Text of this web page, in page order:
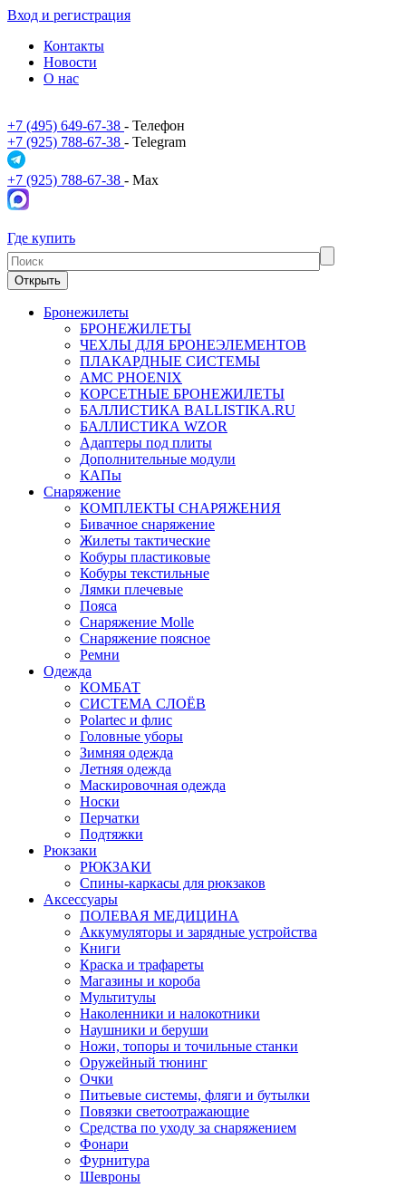
Вход и регистрация
Контакты
Новости
О нас
+7 (495) 649-67-38 - Телефон
+7 (925) 788-67-38 - Telegram
+7 (925) 788-67-38 - Max
Где купить
Открыть
Бронежилеты
БРОНЕЖИЛЕТЫ
ЧЕХЛЫ ДЛЯ БРОНЕЭЛЕМЕНТОВ
ПЛАКАРДНЫЕ СИСТЕМЫ
АМС PHOENIX
КОРСЕТНЫЕ БРОНЕЖИЛЕТЫ
БАЛЛИСТИКА BALLISTIKA.RU
БАЛЛИСТИКА WZOR
Адаптеры под плиты
Дополнительные модули
КАПы
Снаряжение
КОМПЛЕКТЫ СНАРЯЖЕНИЯ
Бивачное снаряжение
Жилеты тактические
Кобуры пластиковые
Кобуры текстильные
Лямки плечевые
Пояса
Снаряжение Molle
Снаряжение поясное
Ремни
Одежда
КОМБАТ
СИСТЕМА СЛОЁВ
Polartec и флис
Головные уборы
Зимняя одежда
Летняя одежда
Маскировочная одежда
Носки
Перчатки
Подтяжки
Рюкзаки
РЮКЗАКИ
Спины-каркасы для рюкзаков
Аксессуары
ПОЛЕВАЯ МЕДИЦИНА
Аккумуляторы и зарядные устройства
Книги
Краска и трафареты
Магазины и короба
Мультитулы
Наколенники и налокотники
Наушники и беруши
Ножи, топоры и точильные станки
Оружейный тюнинг
Очки
Питьевые системы, фляги и бутылки
Повязки светоотражающие
Средства по уходу за снаряжением
Фонари
Фурнитура
Шевроны